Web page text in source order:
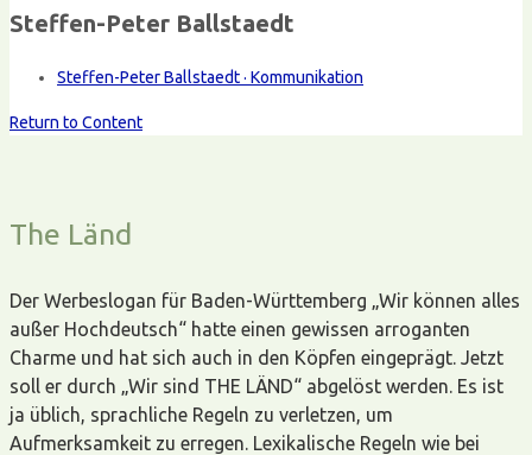
Steffen-Peter Ballstaedt
Steffen-Peter Ballstaedt · Kommunikation
Return to Content
The Länd
Der Werbeslogan für Baden-Württemberg „Wir können alles
außer Hochdeutsch“ hatte einen gewissen arroganten
Charme und hat sich auch in den Köpfen eingeprägt. Jetzt
soll er durch „Wir sind THE LÄND“ abgelöst werden. Es ist
ja üblich, sprachliche Regeln zu verletzen, um
Aufmerksamkeit zu erregen. Lexikalische Regeln wie bei